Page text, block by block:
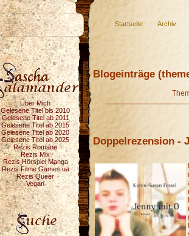
Startseite Archiv
Über Mich
Gelesene Titel bis 2010
Gelesene Titel ab 2011
Gelesene Titel ab 2015
Gelesene Titel ab 2020
Gelesene Titel ab 2025
Rezis Romane
Rezis Mix
Rezis Hörspiel Manga
Rezis Filme Games ua
Rezis Queer
Vegan
Blogeinträge
Doppelrezension -